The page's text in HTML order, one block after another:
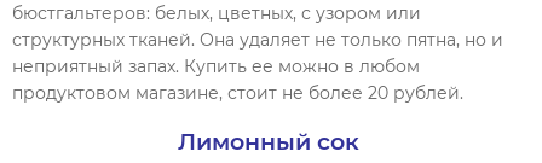
бюстгальтеров: белых, цветных, с узором или
структурных тканей. Она удаляет не только пятна, но и
неприятный запах. Купить ее можно в любом
продуктовом магазине, стоит не более 20 рублей.
Лимонный сок